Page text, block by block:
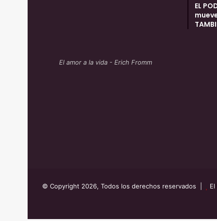
EL
El amor a la vida - Erich Fromm
© Copyright 2026, Todos los derechos reservados |